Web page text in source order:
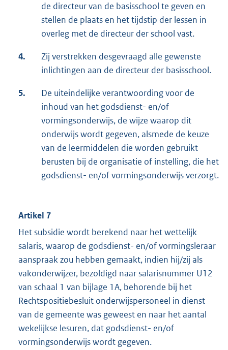
de directeur van de basisschool te geven en
stellen de plaats en het tijdstip der lessen in
overleg met de directeur der school vast.
4.
Zij verstrekken desgevraagd alle gewenste
inlichtingen aan de directeur der basisschool.
5.
De uiteindelijke verantwoording voor de
inhoud van het godsdienst- en/of
vormingsonderwijs, de wijze waarop dit
onderwijs wordt gegeven, alsmede de keuze
van de leermiddelen die worden gebruikt
berusten bij de organisatie of instelling, die het
godsdienst- en/of vormingsonderwijs verzorgt.
Artikel 7
Het subsidie wordt berekend naar het wettelijk
salaris, waarop de godsdienst- en/of vormingsleraar
aanspraak zou hebben gemaakt, indien hij/zij als
vakonderwijzer, bezoldigd naar salarisnummer U12
van schaal 1 van bijlage 1A, behorende bij het
Rechtspositiebesluit onderwijspersoneel in dienst
van de gemeente was geweest en naar het aantal
wekelijkse lesuren, dat godsdienst- en/of
vormingsonderwijs wordt gegeven.